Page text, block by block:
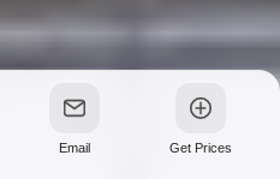
Email Get Prices